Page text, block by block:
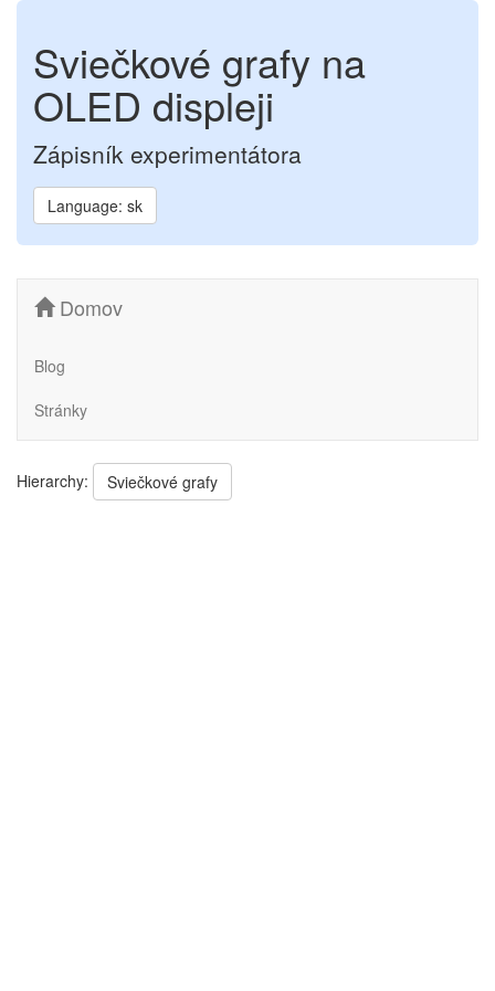
Sviečkové grafy na
OLED displeji
Zápisník experimentátora
Language: sk
Domov
Blog
Stránky
Hierarchy: Sviečkové grafy